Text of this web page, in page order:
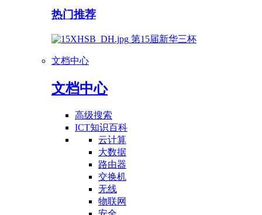
热门推荐
第15届新华三杯
文档中心
文档中心
高级搜索
ICT知识百科
云计算
大数据
路由器
交换机
无线
物联网